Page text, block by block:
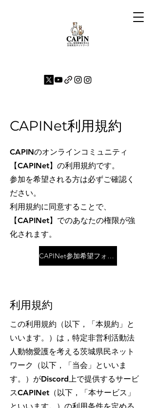
CAPINet利用規約
CAPINのオンラインコミュニティ
【CAPINet】の利用規約です。
参加を希望される方は必ずご確認く
ださい。
利用規約に同意することで、
【CAPINet】でのあなたの権限が強
化されます。
CAPINet参加希望フォーム
利用規約
この利用規約（以下，「本規約」と
いいます。）は，特定非営利活動法
人動物愛護を考える茨城県民ネット
ワーク（以下，「当会」といいま
す。）がDiscord上で提供するサービ
スCAPINet（以下，「本サービス」